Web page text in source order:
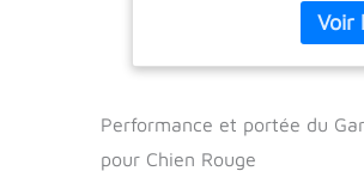
des
contact
une
Performance et portée du
pour Chien Rouge